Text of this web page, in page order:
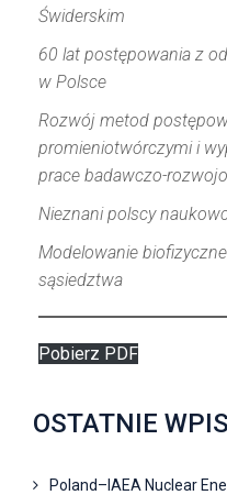
Świderskim
60 lat postępowania z
w Polsce
Rozwój metod
promieniotwórczymi i
prace badawczo-
Nieznani polscy
Modelowanie
sąsiedztwa
Pobierz PDF
OSTATNIE
Poland–IAEA Nuclear